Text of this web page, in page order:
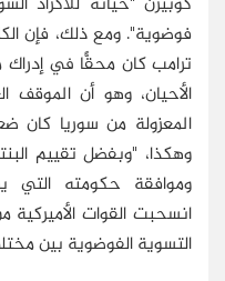
فوضوية". ومع ذلك، فإن
ترامب كان محقًّا في
الأحيان، وهو أن الموقف
المعزولة من سوريا كان
وهكذا، "وبفضل تقييم
وموافقة حكومته التي
انسحبت القوات
التسوية الفوضوية بين